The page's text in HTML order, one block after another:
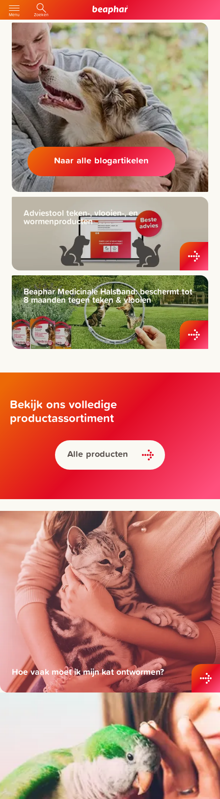
Menu Zoeken
Naar alle blogartikelen
Adviestool teken-, vlooien-, en
wormenproducten
Beaphar Medicinale Halsband: beschermt tot
8 maanden tegen teken & vlooien
Bekijk ons volledige
productassortiment
Alle producten
Hoe vaak moet ik mijn kat ontwormen?